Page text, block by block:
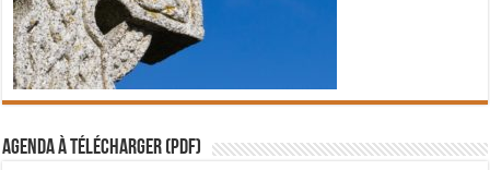
Agenda à télécharger (PDF)